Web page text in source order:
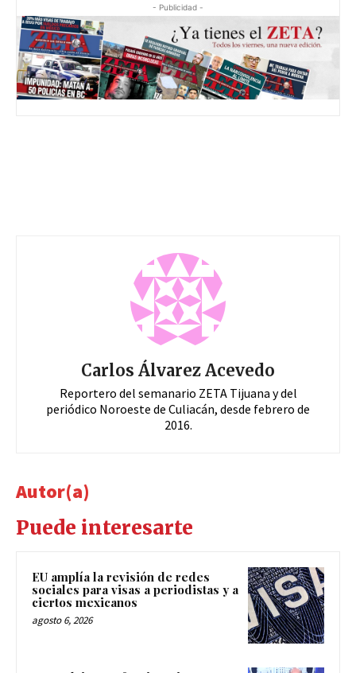
- Publicidad -
Carlos Álvarez Acevedo
Reportero del semanario ZETA Tijuana y del
periódico Noroeste de Culiacán, desde febrero de
2016.
Autor(a)
Puede interesarte
EU amplía la revisión de redes
sociales para visas a periodistas y a
ciertos mexicanos
agosto 6, 2026